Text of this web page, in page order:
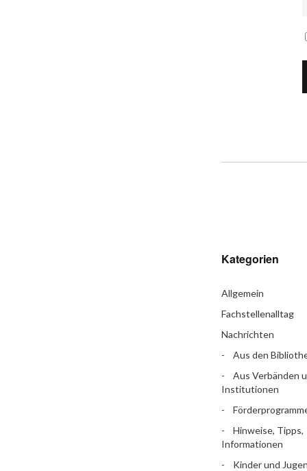
Kategorien
Allgemein
Fachstellenalltag
Nachrichten
Aus den
Aus Verbänden
Institutionen
Hinweise, Tipps,
Informationen
Kinder und